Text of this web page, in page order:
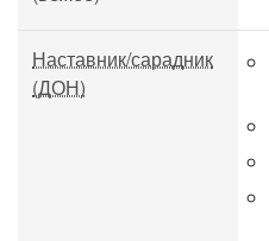
Наставник/сарадник
(ДОН)